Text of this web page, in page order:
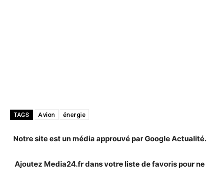
TAGS Avion énergie
Notre site est un média approuvé par Google Actualité.
Ajoutez Media24.fr dans votre liste de favoris pour ne